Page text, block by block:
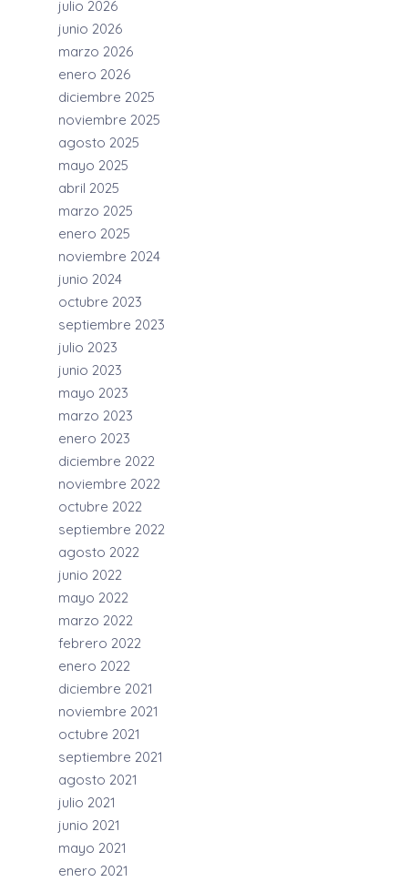
julio 2026
junio 2026
marzo 2026
enero 2026
diciembre 2025
noviembre 2025
agosto 2025
mayo 2025
abril 2025
marzo 2025
enero 2025
noviembre 2024
junio 2024
octubre 2023
septiembre 2023
julio 2023
junio 2023
mayo 2023
marzo 2023
enero 2023
diciembre 2022
noviembre 2022
octubre 2022
septiembre 2022
agosto 2022
junio 2022
mayo 2022
marzo 2022
febrero 2022
enero 2022
diciembre 2021
noviembre 2021
octubre 2021
septiembre 2021
agosto 2021
julio 2021
junio 2021
mayo 2021
enero 2021